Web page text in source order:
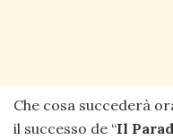
Che cosa succederà
il successo de “Il